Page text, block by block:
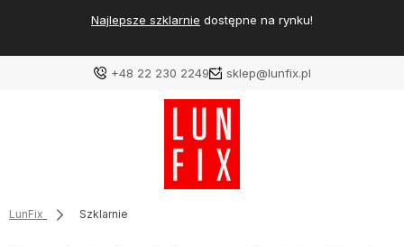
Najlepsze szklarnie dostępne na rynku!
+48 22 230 2249 sklep@lunfix.pl
LunFix Szklarnie